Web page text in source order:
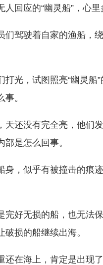
回应的“幽灵船”，心
们驾驶着自家的渔船，
光，试图照亮“幽灵船
。
天还没有完全亮，他们
是怎么回事。
身，似乎有被撞击的痕
完好无损的船，也无法
损的船继续出海。
还在海上，肯定是出现